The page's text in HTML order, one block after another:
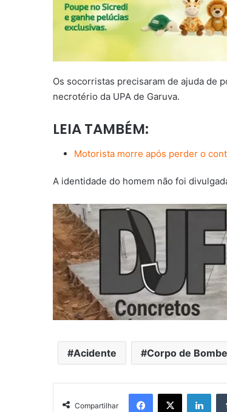
Os socorristas precisaram de ajuda de
necrotério da UPA de Garuva.
LEIA TAMBÉM:
Motorista morre após perder o
A identidade do homem não foi
Acidente Corpo de
Compartilhar